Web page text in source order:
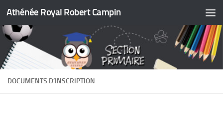
Skip to content
Athénée Royal Robert Campin
DOCUMENTS D’INSCRIPTION